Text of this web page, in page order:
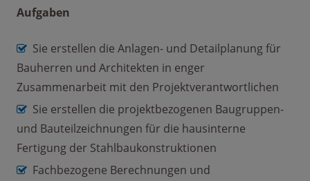
Aufgaben
Sie erstellen die Anlagen- und Detailplanung für
Bauherren und Architekten in enger
Zusammenarbeit mit den Projektverantwortlichen
Sie erstellen die projektbezogenen Baugruppen-
und Bauteilzeichnungen für die hausinterne
Fertigung der Stahlbaukonstruktionen
Fachbezogene Berechnungen und